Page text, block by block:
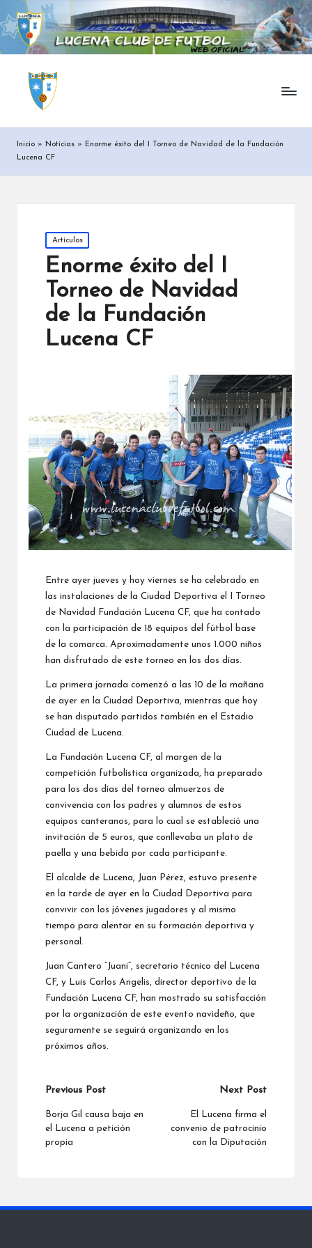
Inicio » Noticias » Enorme éxito del I Torneo de Navidad de la Fundación
Lucena CF
Posted
Artículos
Enorme éxito del I
Torneo de Navidad
de la Fundación
Lucena CF
Entre ayer jueves y hoy viernes se ha celebrado en
las instalaciones de la Ciudad Deportiva el I Torneo
de Navidad Fundación Lucena CF, que ha contado
con la participación de 18 equipos del fútbol base
de la comarca. Aproximadamente unos 1.000 niños
han disfrutado de este torneo en los dos días.
La primera jornada comenzó a las 10 de la mañana
de ayer en la Ciudad Deportiva, mientras que hoy
se han disputado partidos también en el Estadio
Ciudad de Lucena.
La Fundación Lucena CF, al margen de la
competición futbolística organizada, ha preparado
para los dos días del torneo almuerzos de
convivencia con los padres y alumnos de estos
equipos canteranos, para lo cual se estableció una
invitación de 5 euros, que conllevaba un plato de
paella y una bebida por cada participante.
El alcalde de Lucena, Juan Pérez, estuvo presente
en la tarde de ayer en la Ciudad Deportiva para
convivir con los jóvenes jugadores y al mismo
tiempo para alentar en su formación deportiva y
personal.
Juan Cantero “Juani”, secretario técnico del Lucena
CF, y Luis Carlos Angelis, director deportivo de la
Fundación Lucena CF, han mostrado su satisfacción
por la organización de este evento navideño, que
seguramente se seguirá organizando en los
próximos años.
Post
navigation
Previous Post
Borja Gil causa baja en
el Lucena a petición
propia
Next Post
El Lucena firma el
convenio de patrocinio
con la Diputación